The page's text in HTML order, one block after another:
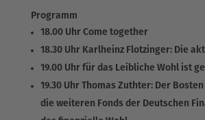
Programm
18.00 UhrCome together
18.30 UhrKarlheinz Flotzinger: Die
19.00 Uhrfür das Leibliche Wohl ist
19.30 UhrThomas Zuthter: Der Bosten
die weiteren Fonds der Deutschen